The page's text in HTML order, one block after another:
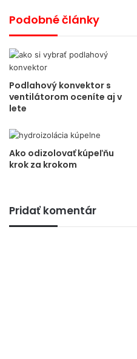
Podobné články
Podlahový konvektor s
ventilátorom oceníte aj v
lete
Ako odizolovať kúpeľňu
krok za krokom
Pridať komentár